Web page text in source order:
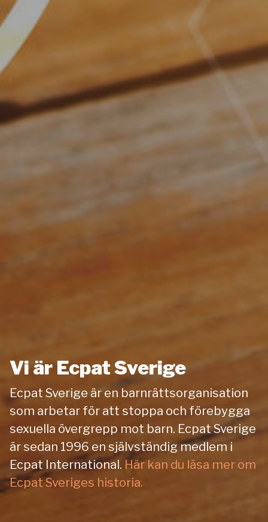
Vi är Ecpat Sverige
Ecpat Sverige är en barnrättsorganisation
som arbetar för att stoppa och förebygga
sexuella övergrepp mot barn. Ecpat Sverige
är sedan 1996 en självständig medlem i
Ecpat International. Här kan du läsa mer om
Ecpat Sveriges historia.